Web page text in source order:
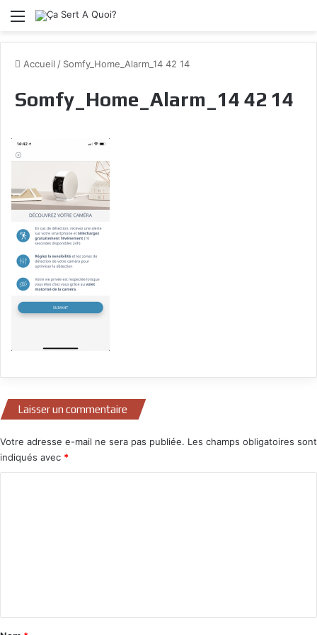
Menu
Accueil / Somfy_Home_Alarm_14 42 14
Somfy_Home_Alarm_14 42 14
Laisser un commentaire
Votre adresse e-mail ne sera pas publiée. Les champs obligatoires sont
indiqués avec *
a